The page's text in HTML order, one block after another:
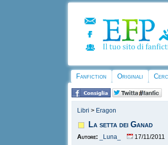
Fanfiction Originali
Libri > Eragon
La setta dei Ganad
Autore: _Luna_ 17/11/